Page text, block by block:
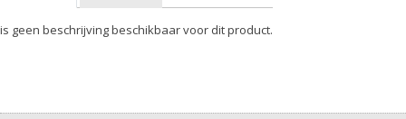
geen beschrijving beschikbaar voor dit product.